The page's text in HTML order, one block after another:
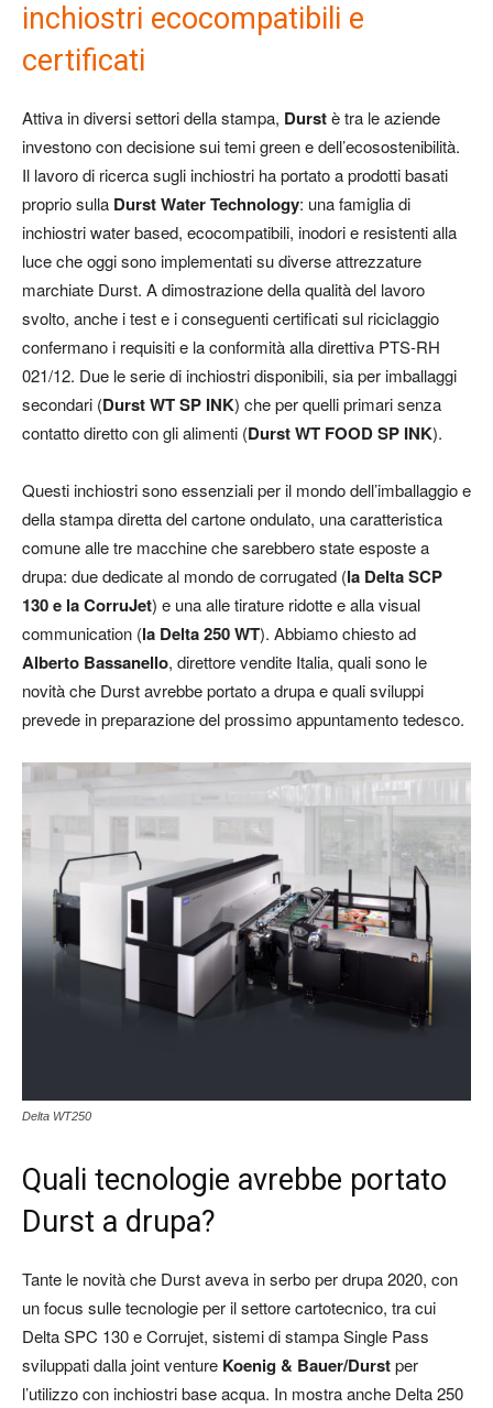
inchiostri ecocompatibili e
certificati
Attiva in diversi settori della stampa, Durstè tra le aziende
investono con decisione sui temi green e dell’ecosostenibilità.
Il lavoro di ricerca sugli inchiostri ha portato a prodotti basati
proprio sulla Durst Water Technology: una famiglia di
inchiostri water based, ecocompatibili, inodori e resistenti alla
luce che oggi sono implementati su diverse attrezzature
marchiate Durst. A dimostrazione della qualità del lavoro
svolto, anche i test e i conseguenti certificati sul riciclaggio
confermano i requisiti e la conformità alla direttiva PTS-RH
021/12. Due le serie di inchiostri disponibili, sia per imballaggi
secondari (Durst WT SP INK) che per quelli primari senza
contatto diretto con gli alimenti (Durst WT FOOD SP INK).
Questi inchiostri sono essenziali per il mondo dell’imballaggio e
della stampa diretta del cartone ondulato, una caratteristica
comune alle tre macchine che sarebbero state esposte a
drupa: due dedicate al mondo de corrugated (la Delta SCP
130 e la CorruJet) e una alle tirature ridotte e alla visual
communication (la Delta 250 WT). Abbiamo chiesto ad
Alberto Bassanello, direttore vendite Italia, quali sono le
novità che Durst avrebbe portato a drupa e quali sviluppi
prevede in preparazione del prossimo appuntamento tedesco.
Delta WT250
Quali tecnologie avrebbe portato
Durst a drupa?
Tante le novità che Durst aveva in serbo per drupa 2020, con
un focus sulle tecnologie per il settore cartotecnico, tra cui
Delta SPC 130 e Corrujet, sistemi di stampa Single Pass
sviluppati dalla joint venture Koenig & Bauer/Durstper
l’utilizzo con inchiostri base acqua. In mostra anche Delta 250